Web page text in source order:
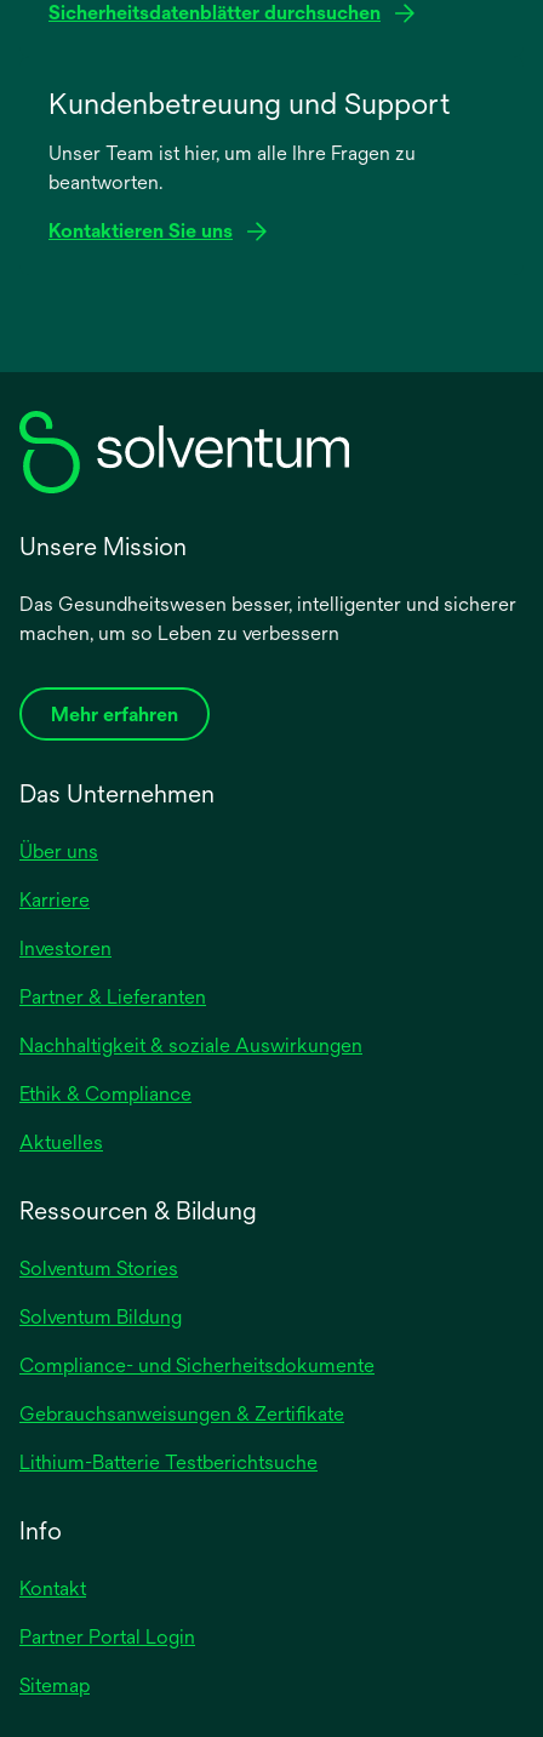
Sicherheitsdatenblätter durchsuchen
neuen
Registerkarte
Kundenbetreuung und Support
Unser Team ist hier, um alle Ihre Fragen zu
beantworten.
Kontaktieren Sie uns
Unsere Mission
Das Gesundheitswesen besser, intelligenter und sicherer
machen, um so Leben zu verbessern
Mehr erfahren
Das Unternehmen
Über uns
Karriere
Investoren
einer
neuen
geöffnet
Partner & Lieferanten
Nachhaltigkeit & soziale Auswirkungen
Ethik & Compliance
Aktuelles
Registerkarte
Ressourcen & Bildung
Solventum Stories
Solventum Bildung
Compliance- und Sicherheitsdokumente
Gebrauchsanweisungen & Zertifikatewird
Lithium-Batterie Testberichtsuchewird
Info
Kontakt
Partner Portal Login
Sitemap